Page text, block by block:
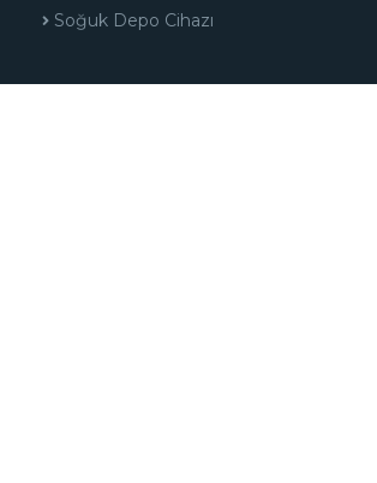
Soğuk Depo Cihazı